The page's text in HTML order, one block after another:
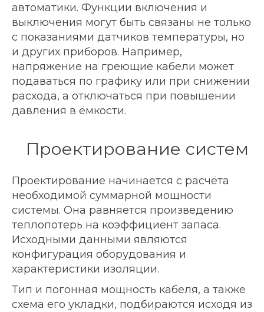
автоматики. Функции включения и
выключения могут быть связаны не только
с показаниями датчиков температуры, но
и других приборов. Например,
напряжение на греющие кабели может
подаваться по графику или при снижении
расхода, а отключаться при повышении
давления в ёмкости.
Проектирование систем
Проектирование начинается с расчёта
необходимой суммарной мощности
системы. Она равняется произведению
теплопотерь на коэффициент запаса.
Исходными данными являются
конфигурация оборудования и
характеристики изоляции.
Тип и погонная мощность кабеля, а также
схема его укладки, подбираются исходя из